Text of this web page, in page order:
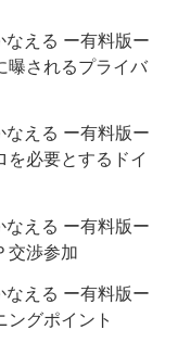
える ー有料版ー
曝されるプライバ
える ー有料版ー
を必要とするドイ
える ー有料版ー
交渉参加
える ー有料版ー
ングポイント